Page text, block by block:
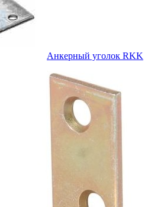
Анкерный уголок RKK